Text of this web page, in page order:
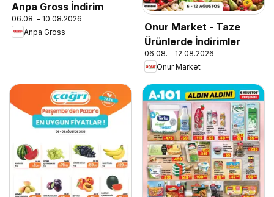
Anpa Gross İndirim
06.08. - 10.08.2026
Anpa Gross
Onur Market - Taze
Ürünlerde İndirimler
06.08. - 12.08.2026
Onur Market